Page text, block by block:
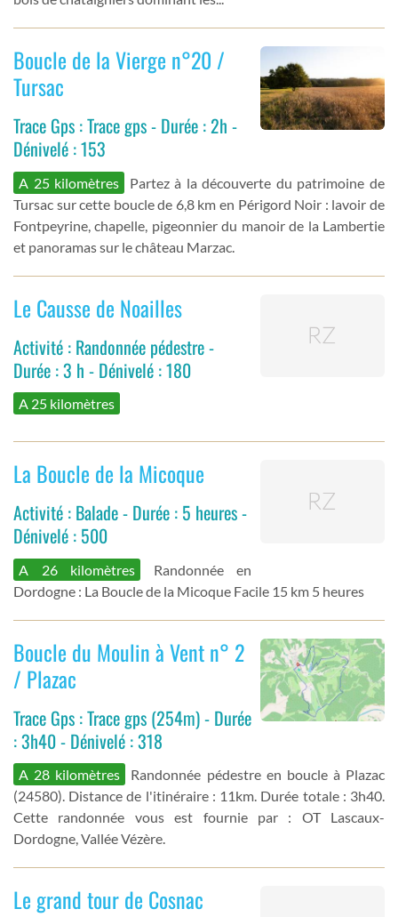
Boucle de la Vierge n°20 /
Tursac
Trace Gps : Trace gps - Durée : 2h -
Dénivelé : 153
A 25 kilomètres
Partez à la découverte du patrimoine de
Tursac sur cette boucle de 6,8 km en Périgord Noir : lavoir de
Fontpeyrine, chapelle, pigeonnier du manoir de la Lambertie
et panoramas sur le château Marzac.
Le Causse de Noailles
Activité : Randonnée pédestre -
Durée : 3 h - Dénivelé : 180
A 25 kilomètres
La Boucle de la Micoque
Activité : Balade - Durée : 5 heures -
Dénivelé : 500
A 26 kilomètres
Randonnée en
Dordogne : La Boucle de la Micoque Facile 15 km 5 heures
Boucle du Moulin à Vent n° 2
/ Plazac
Trace Gps : Trace gps (254m) - Durée
: 3h40 - Dénivelé : 318
A 28 kilomètres
Randonnée pédestre en boucle à Plazac
(24580). Distance de l'itinéraire : 11km. Durée totale : 3h40.
Cette randonnée vous est fournie par : OT Lascaux-
Dordogne, Vallée Vézère.
Le grand tour de Cosnac